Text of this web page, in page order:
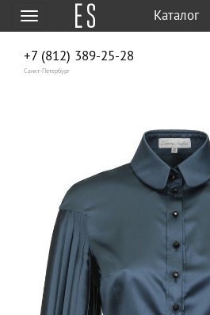
Меню Каталог
+7 (812) 389-25-28
Санкт-Петербург